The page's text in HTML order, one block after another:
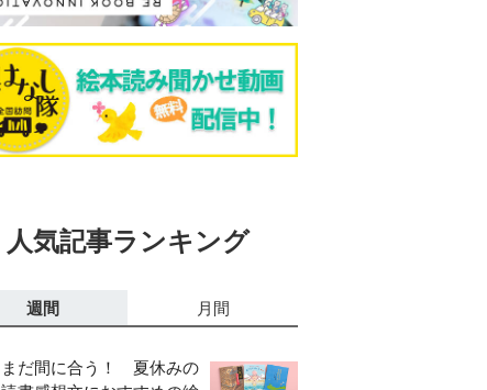
人気記事ランキング
週間 月間
まだ間に合う！ 夏休みの